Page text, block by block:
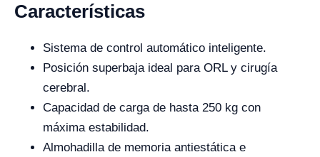
Características
Sistema de control automático inteligente.
Posición superbaja ideal para ORL y cirugía
cerebral.
Capacidad de carga de hasta 250 kg con
máxima estabilidad.
Almohadilla de memoria antiestática e